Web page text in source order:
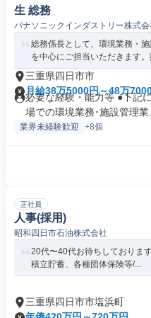
生 総務
パナソニックインダストリー株式会
総務係長として、環境業務・
を中心にご担当いただきます。
三重県四日市市
月給38万5000円～48万
必要な経験・能力等 ●下記
場での環境業務･施設管理業...
業界未経験歓迎 +8個
正社員
人事(採用)
昭和四日市石油株式会社
20代〜40代お待ちしておりま
積立貯蓄、各種団体保険等/...
三重県四日市市塩浜町